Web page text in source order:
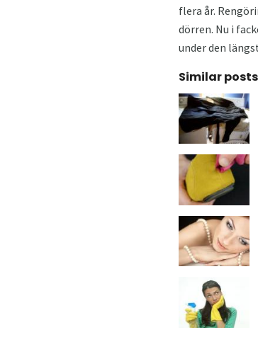
flera år.
dörren. Nu i
under den
Similar posts